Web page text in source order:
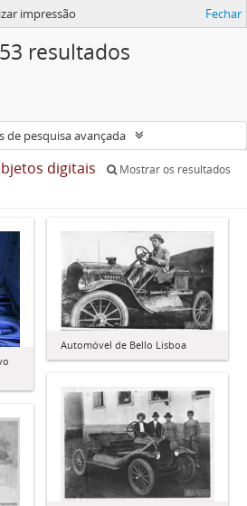
impressão Fechar
resultados
de pesquisa avançada
digitais
Mostrar os resultados
Automóvel de Bello Lisboa